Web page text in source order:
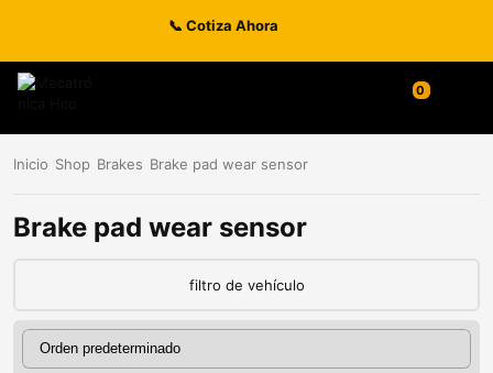
📞 Cotiza Ahora
0
Inicio Shop Brakes Brake pad wear sensor
Brake pad wear sensor
filtro de vehículo